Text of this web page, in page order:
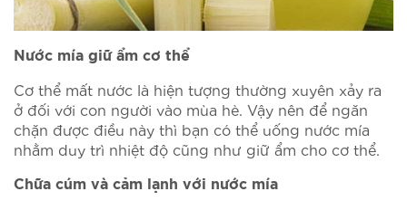
Nước mía giữ ẩm cơ thể
Cơ thể mất nước là hiện tượng thường xuyên xảy ra
ở đối với con người vào mùa hè. Vậy nên để ngăn
chặn được điều này thì bạn có thể uống nước mía
nhằm duy trì nhiệt độ cũng như giữ ẩm cho cơ thể.
Chữa cúm và cảm lạnh với nước mía